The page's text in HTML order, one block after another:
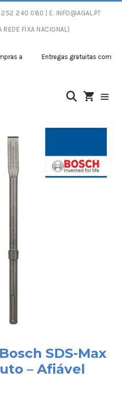
252 240 080 | E. INFO@AGAL.PT
REDE FIXA NACIONAL)
a
Entregas gratuitas com peso
SDS-Max
– Afiável